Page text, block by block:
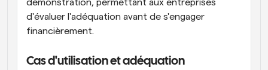
démonstration, permettant aux entreprises
d'évaluer l'adéquation avant de s'engager
financièrement.
Cas d'utilisation et adéquation